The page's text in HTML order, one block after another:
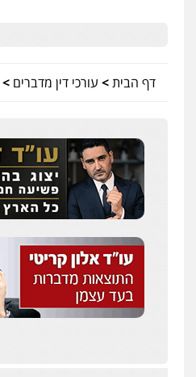
דף הבית> עורכי דין מדברים >